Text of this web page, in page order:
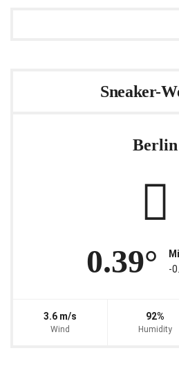
Sneaker-
Berlin
0.39°
-
3.6 m/s
Wind
92%
Humidity